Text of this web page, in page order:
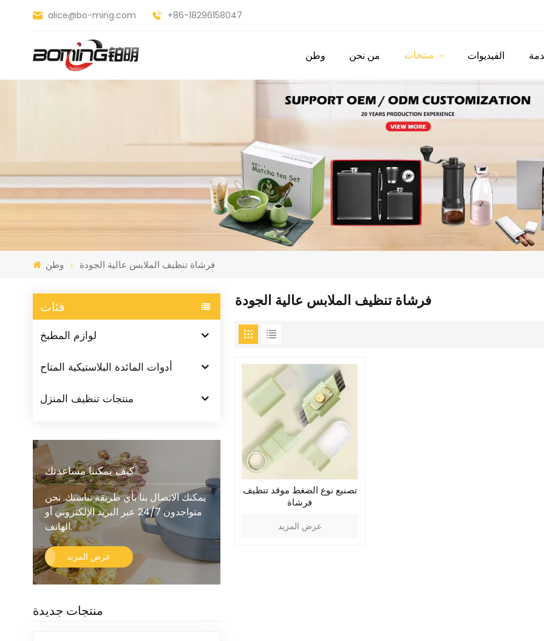
alice@bo-ming.com +86-18296158047
وطن من نحن الفيديوات
وطن فرشاة تنظيف الملابس عالية الجودة
فئات
لوازم المطبخ
أدوات المائدة البلاستيكية المتاح
منتجات تنظيف المنزل
كيف يمكننا مساعدتك
يمكنك الاتصال بنا بأي طريقة تناسبك. نحن
متواجدون 24/7 عبر البريد الإلكتروني أو
الهاتف.
عرض المزيد
منتجات جديدة
فرشاة تنظيف الملابس عالية الجودة
تصنيع نوع الضغط موقد تنظيف
فرشاة
عرض المزيد